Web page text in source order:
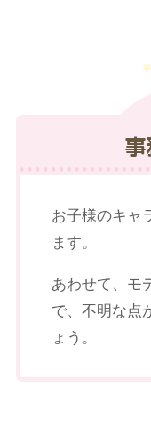
事
お子様のキャ
ます。
あわせて、モ
で、不明な点
ょう。